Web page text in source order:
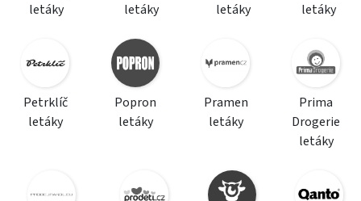
letáky
letáky
letáky
letáky
Petrklíč
letáky
Popron
letáky
Pramen
letáky
Prima
Drogerie
letáky